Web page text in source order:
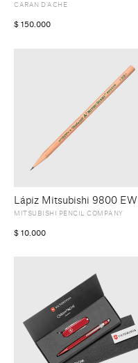
CARAN D’ACHE
$ 150.000
Lápiz Mitsubishi 9800 EW
MITSUBISHI PENCIL COMPANY
$ 10.000